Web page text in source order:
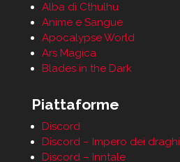
Alba di Cthulhu
Anime e Sangue
Apocalypse World
Ars Magica
Blades in the Dark
Piattaforme
Discord
Discord – Impero dei draghi
Discord – Inntale